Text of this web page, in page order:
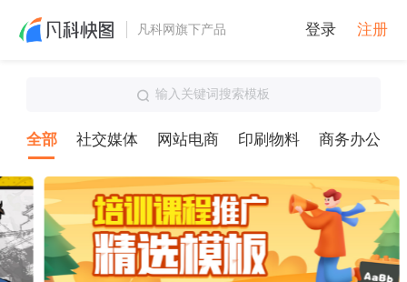
凡科网旗下产品 登录 注册
输入关键词搜索模板
全部 社交媒体 网站电商 印刷物料 商务办公